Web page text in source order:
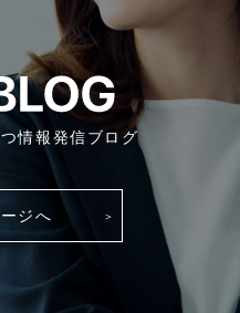
情報発信ブログ
ジへ